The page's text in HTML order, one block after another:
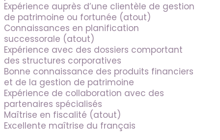
Expérience auprès d’une clientèle de gestion
de patrimoine ou fortunée (atout)
Connaissances en planification
successorale (atout)
Expérience avec des dossiers comportant
des structures corporatives
Bonne connaissance des produits financiers
et de la gestion de patrimoine
Expérience de collaboration avec des
partenaires spécialisés
Maîtrise en fiscalité (atout)
Excellente maîtrise du français